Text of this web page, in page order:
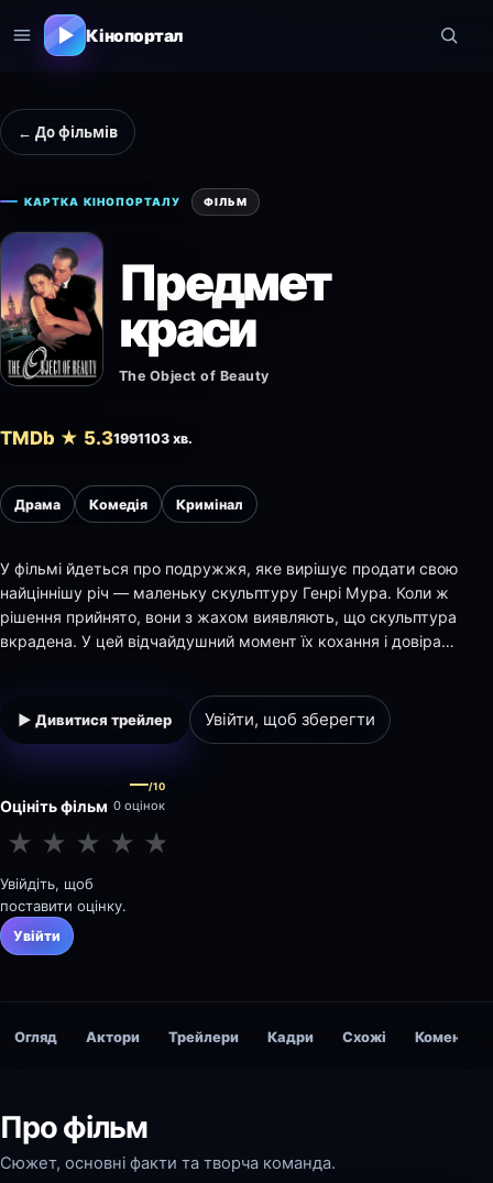
Кінопортал
← До фільмів
КАРТКА КІНОПОРТАЛУ ФІЛЬМ
Предмет
краси
The Object of Beauty
TMDb ★ 5.31991103 хв.
Драма Комедія Кримінал
У фільмі йдеться про подружжя, яке вирішує продати свою
найціннішу річ — маленьку скульптуру Генрі Мура. Коли ж
рішення прийнято, вони з жахом виявляють, що скульптура
вкрадена. У цей відчайдушний момент їх кохання і довіра
▶ Дивитися трейлер Увійти, щоб зберегти
Оцініть фільм
—/10
0 оцінок
★ ★ ★ ★ ★
Увійдіть, щоб
поставити оцінку.
Увійти
Огляд Актори Трейлери Кадри Схожі Коментарі
Про фільм
Сюжет, основні факти та творча команда.